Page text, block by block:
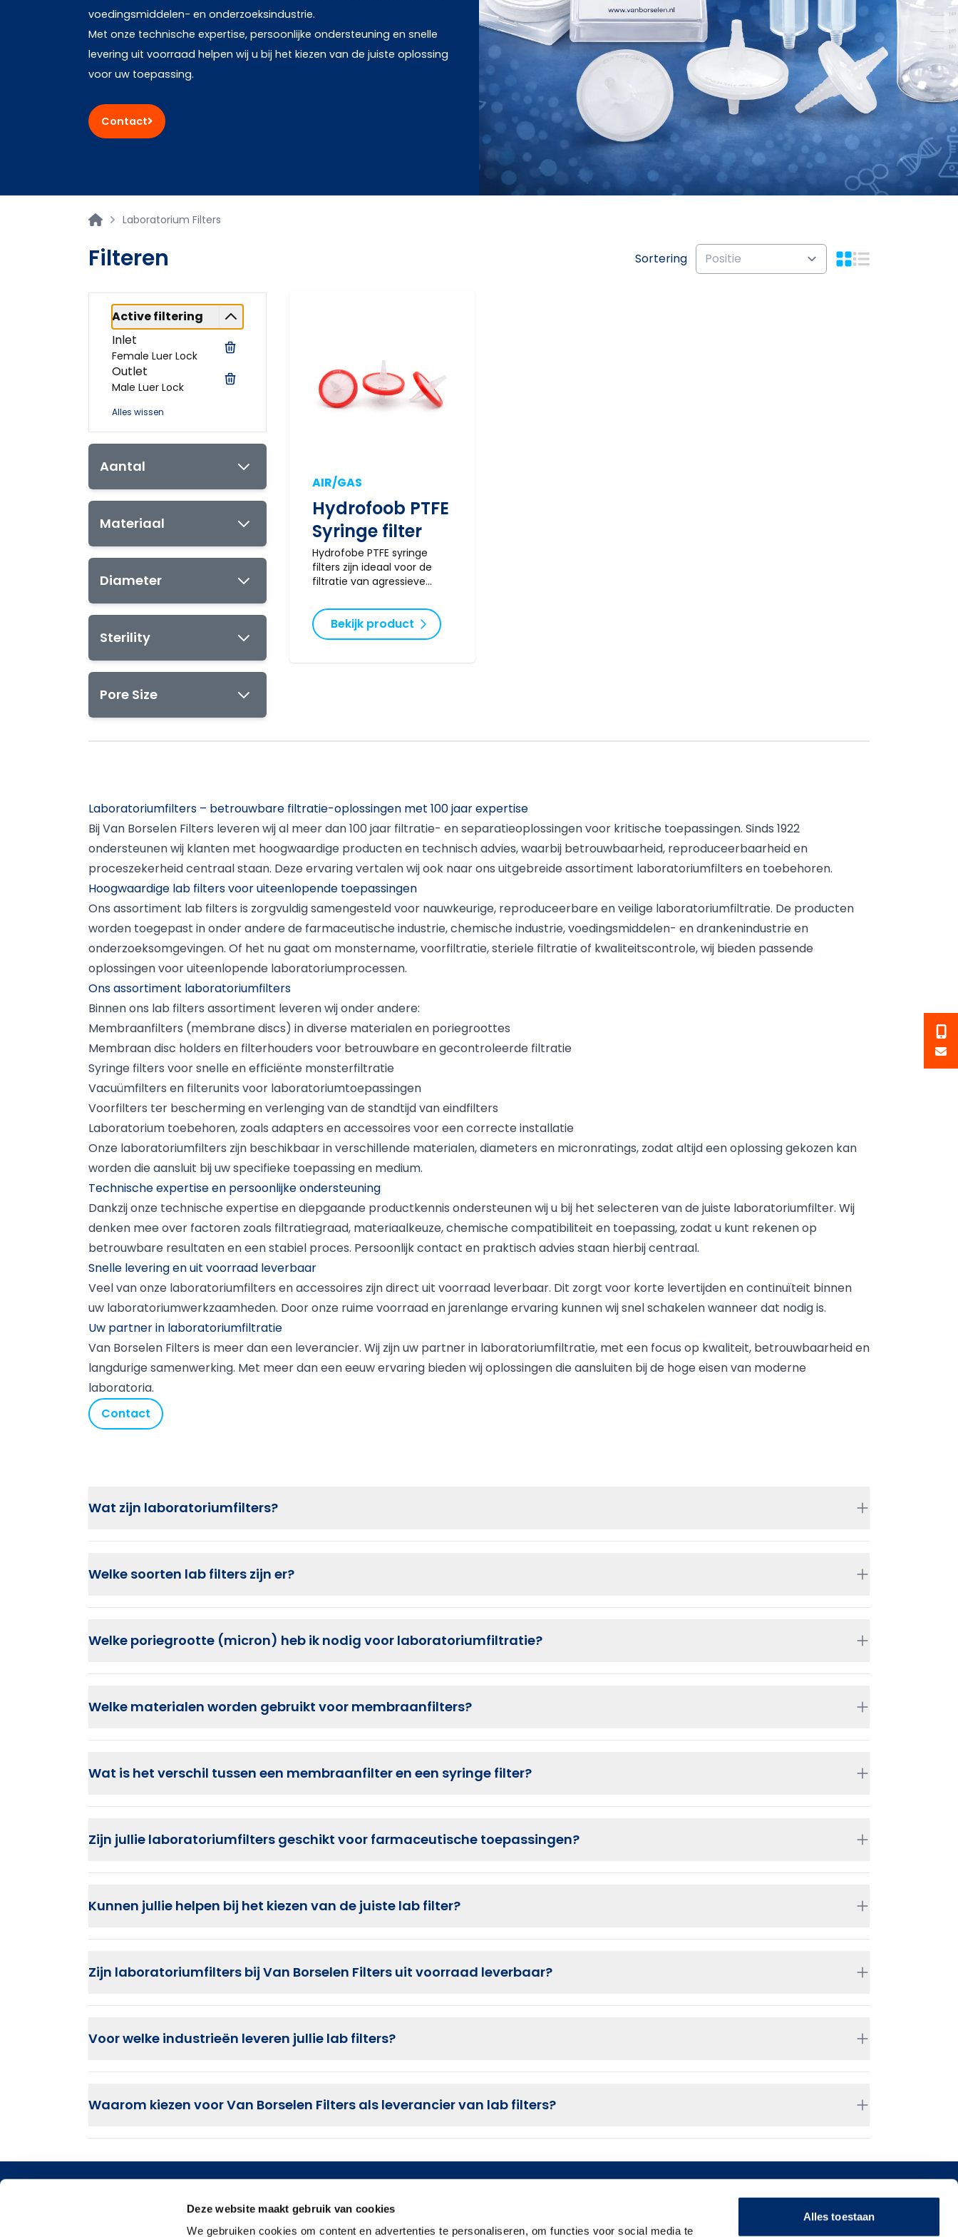
Deze website maakt gebruik van cookies
We gebruiken cookies om content en advertenties te personaliseren, om functies voor social media te
Alles toestaan
voedingsmiddelen- en onderzoeksindustrie.
Met onze technische expertise, persoonlijke ondersteuning en snelle
levering uit voorraad helpen wij u bij het kiezen van de juiste oplossing
voor uw toepassing.
Contact
Laboratorium Filters
Filteren
Active filtering
Inlet
Female Luer Lock
Outlet
Male Luer Lock
Alles wissen
Aantal
Materiaal
Diameter
Sterility
Pore Size
Sortering
AIR/GAS
Hydrofoob PTFE
Syringe filter
Hydrofobe PTFE syringe
filters zijn ideaal voor de
filtratie van agressieve
vloeistoffen, gassen en
lucht. Dankzij de
uitstekende chemische
farmaceutische productie,
verschillende poriegroottes
en diameters, direct uit
voorraad leverbaar in
Nederland.
Bekijk product
Laboratoriumfilters – betrouwbare filtratie-oplossingen met 100 jaar expertise
Bij Van Borselen Filters leveren wij al meer dan 100 jaar filtratie- en separatieoplossingen voor kritische toepassingen. Sinds 1922
ondersteunen wij klanten met hoogwaardige producten en technisch advies, waarbij betrouwbaarheid, reproduceerbaarheid en
proceszekerheid centraal staan. Deze ervaring vertalen wij ook naar ons uitgebreide assortiment laboratoriumfilters en toebehoren.
Hoogwaardige lab filters voor uiteenlopende toepassingen
Ons assortiment lab filters is zorgvuldig samengesteld voor nauwkeurige, reproduceerbare en veilige laboratoriumfiltratie. De producten
worden toegepast in onder andere de farmaceutische industrie, chemische industrie, voedingsmiddelen- en drankenindustrie en
onderzoeksomgevingen. Of het nu gaat om monstername, voorfiltratie, steriele filtratie of kwaliteitscontrole, wij bieden passende
oplossingen voor uiteenlopende laboratoriumprocessen.
Ons assortiment laboratoriumfilters
Binnen ons lab filters assortiment leveren wij onder andere:
Membraanfilters (membrane discs) in diverse materialen en poriegroottes
Membraan disc holders en filterhouders voor betrouwbare en gecontroleerde filtratie
Syringe filters voor snelle en efficiënte monsterfiltratie
Vacuümfilters en filterunits voor laboratoriumtoepassingen
Voorfilters ter bescherming en verlenging van de standtijd van eindfilters
Laboratorium toebehoren, zoals adapters en accessoires voor een correcte installatie
Onze laboratoriumfilters zijn beschikbaar in verschillende materialen, diameters en micronratings, zodat altijd een oplossing gekozen kan
worden die aansluit bij uw specifieke toepassing en medium.
Technische expertise en persoonlijke ondersteuning
Dankzij onze technische expertise en diepgaande productkennis ondersteunen wij u bij het selecteren van de juiste laboratoriumfilter. Wij
denken mee over factoren zoals filtratiegraad, materiaalkeuze, chemische compatibiliteit en toepassing, zodat u kunt rekenen op
betrouwbare resultaten en een stabiel proces. Persoonlijk contact en praktisch advies staan hierbij centraal.
Snelle levering en uit voorraad leverbaar
Veel van onze laboratoriumfilters en accessoires zijn direct uit voorraad leverbaar. Dit zorgt voor korte levertijden en continuïteit binnen
uw laboratoriumwerkzaamheden. Door onze ruime voorraad en jarenlange ervaring kunnen wij snel schakelen wanneer dat nodig is.
Uw partner in laboratoriumfiltratie
Van Borselen Filters is meer dan een leverancier. Wij zijn uw partner in laboratoriumfiltratie, met een focus op kwaliteit, betrouwbaarheid en
langdurige samenwerking. Met meer dan een eeuw ervaring bieden wij oplossingen die aansluiten bij de hoge eisen van moderne
laboratoria.
Contact
Wat zijn laboratoriumfilters?
Welke soorten lab filters zijn er?
syringe filters
vacuümfilters en filterunits
membraan disc holders en filterhouders
Welke poriegrootte (micron) heb ik nodig voor laboratoriumfiltratie?
0,2 µm wordt toegepast voor steriele filtratie van vloeistoffen
Grovere micronratings worden ingezet als voorfilter om eindfilters te beschermen
Welke materialen worden gebruikt voor membraanfilters?
PES
Nylon
Wat is het verschil tussen een membraanfilter en een syringe filter?
Zijn jullie laboratoriumfilters geschikt voor farmaceutische toepassingen?
Kunnen jullie helpen bij het kiezen van de juiste lab filter?
Zijn laboratoriumfilters bij Van Borselen Filters uit voorraad leverbaar?
Voor welke industrieën leveren jullie lab filters?
chemische industrie
voedingsmiddelen- en drankenindustrie
laboratoria en onderzoeksinstellingen
Waarom kiezen voor Van Borselen Filters als leverancier van lab filters?
Contactgegevens
Argonstraat 66
Over ons
Voedingsmiddelen & dranken